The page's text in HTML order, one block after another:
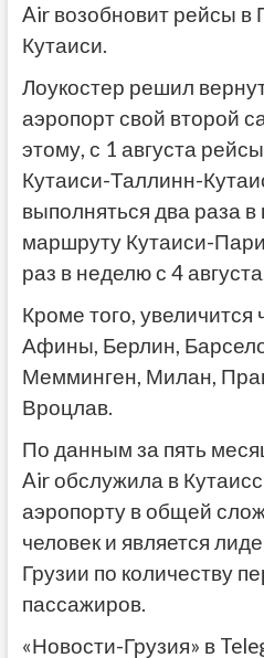
Air возобновит рейсы в
Кутаиси.
Лоукостер решил
аэропорт свой второй
этому, с 1 августа
Кутаиси-Таллинн-
выполняться два раза
маршруту Кутаиси-
раз в неделю с 4
Кроме того, увеличится
Афины, Берлин,
Мемминген, Милан,
Вроцлав.
По данным за пять
Air обслужила в
аэропорту в общей
человек и является
Грузии по количеству
пассажиров.
«Новости-Грузия» в